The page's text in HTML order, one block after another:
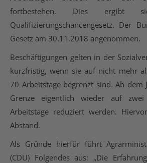
fortbestehen. Dies ergibt
Qualifizierungschancengesetz. Der
Gesetz am 30.11.2018 angenommen.
Beschäftigungen gelten in der
kurzfristig, wenn sie auf nicht mehr
70 Arbeitstage begrenzt sind. Ab dem
Grenze eigentlich wieder auf
Arbeitstage reduziert werden.
Abstand.
Als Gründe hierfür führt
(CDU) Folgendes aus: „Die